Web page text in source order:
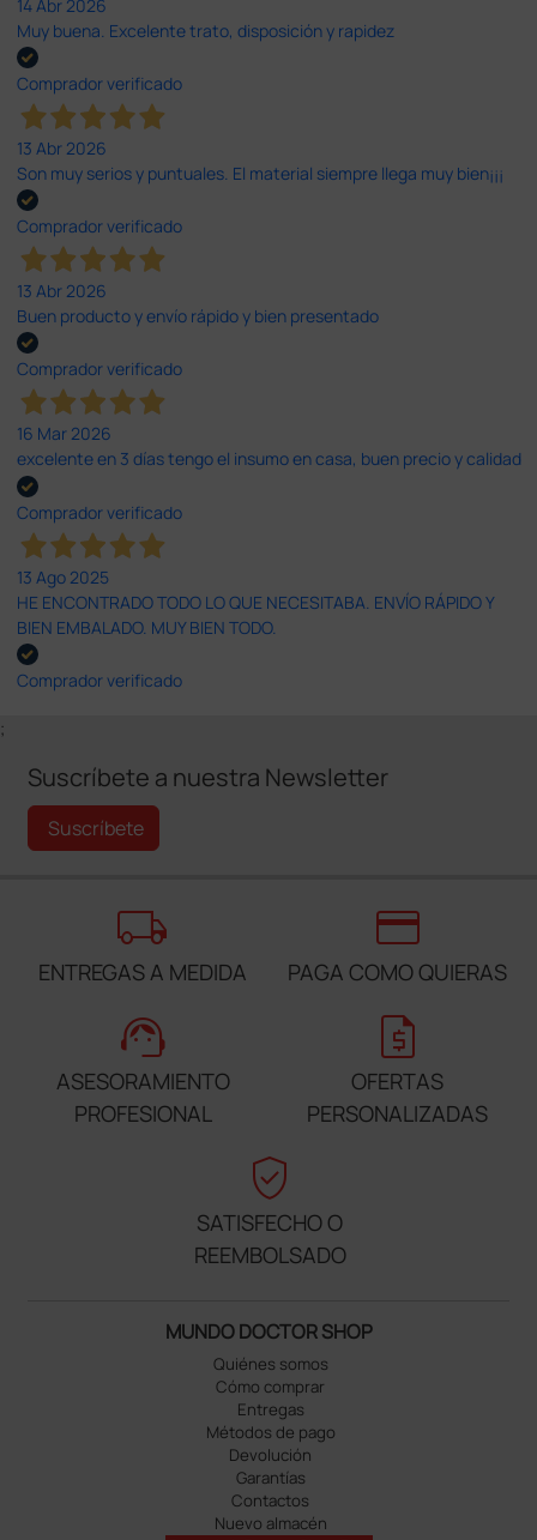
14 Abr 2026
Muy buena. Excelente trato, disposición y rapidez
Comprador verificado
13 Abr 2026
Son muy serios y puntuales. El material siempre llega muy bien¡¡¡
Comprador verificado
13 Abr 2026
Buen producto y envío rápido y bien presentado
Comprador verificado
16 Mar 2026
excelente en 3 días tengo el insumo en casa, buen precio y calidad
Comprador verificado
13 Ago 2025
HE ENCONTRADO TODO LO QUE NECESITABA. ENVÍO RÁPIDO Y
BIEN EMBALADO. MUY BIEN TODO.
Comprador verificado
;
Suscríbete a nuestra Newsletter
Suscríbete
local_shipping
ENTREGAS A MEDIDA
credit_card
PAGA COMO QUIERAS
support_agent
ASESORAMIENTO
PROFESIONAL
request_quote
OFERTAS
PERSONALIZADAS
verified_user
SATISFECHO O
REEMBOLSADO
MUNDO DOCTOR SHOP
Quiénes somos
Cómo comprar
Entregas
Métodos de pago
Devolución
Garantías
Contactos
Nuevo almacén